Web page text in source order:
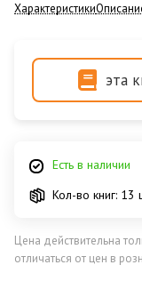
Характеристики
эта
Есть в наличии
Кол-во книг: 13
Цена действительна
отличаться от цен в